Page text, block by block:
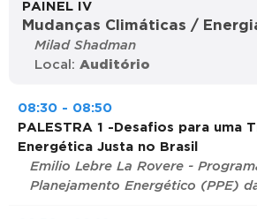
PAINEL IV
Mudanças Climáticas /
Milad Shadman
Local: Auditório
08:30 - 08:50
PALESTRA 1 -Desafios para uma
Energética Justa no Brasil
Emilio Lebre La Rovere -
Planejamento Energético (PPE)